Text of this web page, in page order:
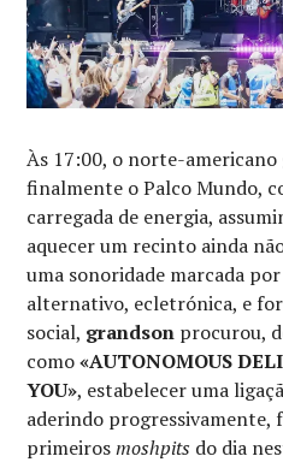
Às 17:00, o norte-americano
finalmente o Palco Mundo,
carregada de energia,
aquecer um recinto ainda
uma sonoridade marcada
alternativo, ecletrónica, e
social, grandson procurou,
como«AUTONOMOUS
YOU», estabelecer uma
aderindo progressivamente,
primeirosmoshpits do dia